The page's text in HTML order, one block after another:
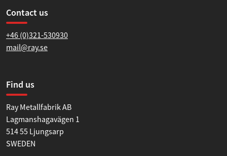
Contact us
+46 (0)321-530930
mail@ray.se
Find us
Ray Metallfabrik AB
Lagmanshagavägen 1
514 55 Ljungsarp
SWEDEN